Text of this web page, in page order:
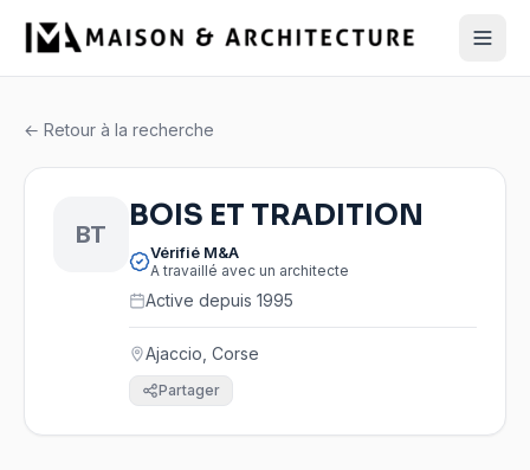
← Retour à la recherche
BT
BOIS ET TRADITION
Vérifié M&A
A travaillé avec un architecte
Active depuis 1995
Ajaccio, Corse
Partager